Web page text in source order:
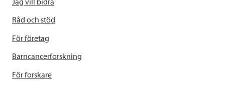
Råd och stöd
För företag
Barncancerforskning
För forskare